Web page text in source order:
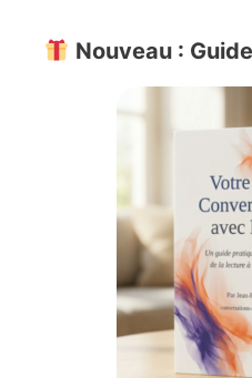
Nouveau :